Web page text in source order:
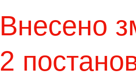
Внесено
2